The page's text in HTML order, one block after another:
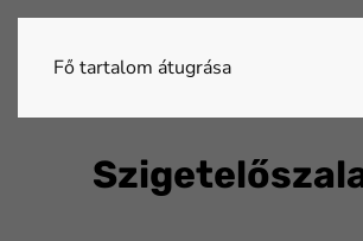
Fő tartalom átugrása